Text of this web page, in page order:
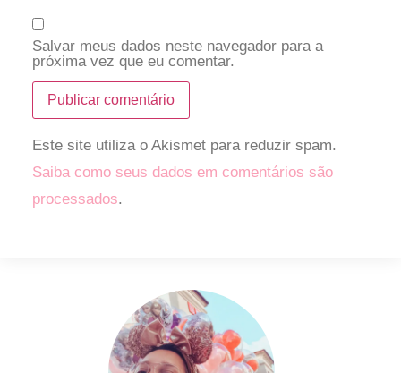
Salvar meus dados neste navegador para a
próxima vez que eu comentar.
Este site utiliza o Akismet para reduzir spam.
Saiba como seus dados em comentários são
processados.